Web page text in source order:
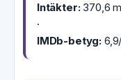
Intäkter:370,6
·
IMDb-betyg: